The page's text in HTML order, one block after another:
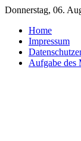
Donnerstag, 06.
Home
Impressum
Aufgabe des